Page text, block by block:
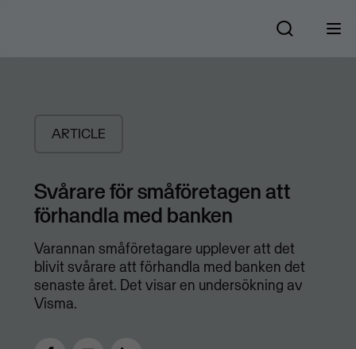
ARTICLE
Svårare för småföretagen att
förhandla med banken
Varannan småföretagare upplever att det
blivit svårare att förhandla med banken det
senaste året. Det visar en undersökning av
Visma.